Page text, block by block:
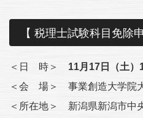
【 税理士試験科目免除
＜日 時＞ 11月17日（土）
＜会 場＞ 事業創造大学院
＜所在地＞ 新潟県新潟市中